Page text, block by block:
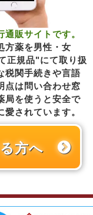
販サイトです。
方薬を男性・女
正規品"にて取り扱
税関手続きや言語
点は問い合わせ窓
局を使うと安全で
されています。
方へ